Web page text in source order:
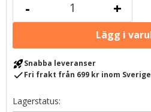
+
-
rocket_launchSnabba leveranser
checkFri frakt från 699 kr inom Sverige
Lagerstatus